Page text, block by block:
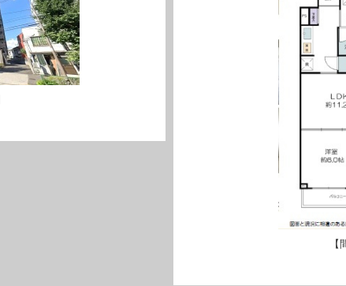
【